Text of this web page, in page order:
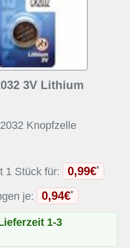
3V Lithium
Knopfzelle
1 Stück für: 0,99€*
je: 0,94€*
1-3